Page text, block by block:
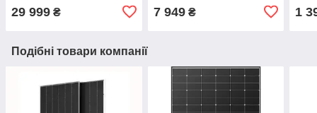
29 999 ₴ 7 949₴ 1
Подібні товари компанії